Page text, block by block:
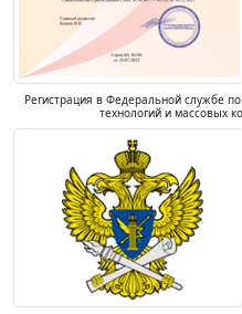
Регистрация в Федеральной службе
технологий и массовых